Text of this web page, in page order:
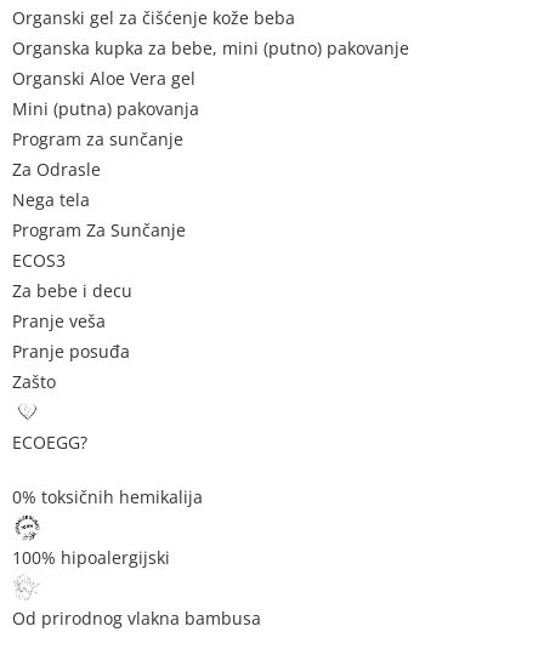
Organski gel za čišćenje kože beba
Organska kupka za bebe, mini (putno) pakovanje
Organski Aloe Vera gel
Mini (putna) pakovanja
Program za sunčanje
Za Odrasle
Nega tela
Program Za Sunčanje
ECOS3
Za bebe i decu
Pranje veša
Pranje posuđa
Zašto
ECOEGG?
0% toksičnih hemikalija
100% hipoalergijski
Od prirodnog vlakna bambusa